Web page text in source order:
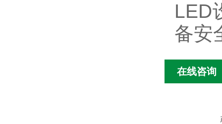
LED
备安
在线咨询